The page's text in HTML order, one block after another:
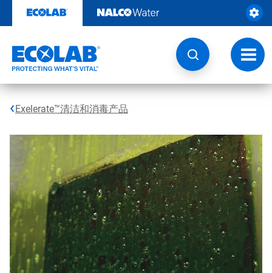
至
切
换
导
航
Exelerate™清洁和消毒产品